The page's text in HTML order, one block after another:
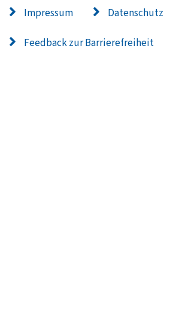
Impressum Datenschutz
Feedback zur Barrierefreiheit